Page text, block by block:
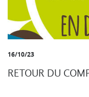
16/10/23
RETOUR DU